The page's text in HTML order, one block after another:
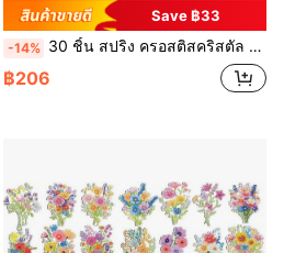
Save ฿33
-14% 30 ชิ้น สปริง ครอสติสคริสตัล แม่เหล็กติดตู้เย็น ชุด , สะท้อนแสง เพชร สติ๊กเกอร์ สำหรับ รถ , 5D ไดมอนด์อาร์ต ตกแต่ง DIY สำหรับ , ดอกไม้
฿206